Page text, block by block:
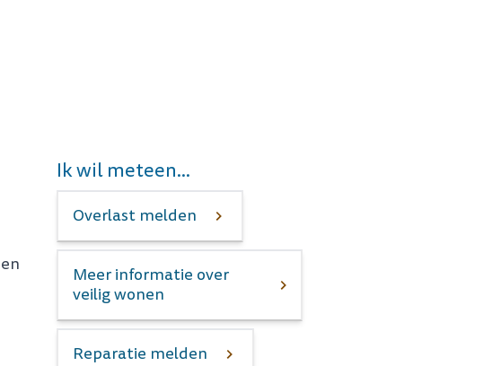
Ik wil meteen...
Overlast melden
Meer informatie over
veilig wonen
Reparatie melden